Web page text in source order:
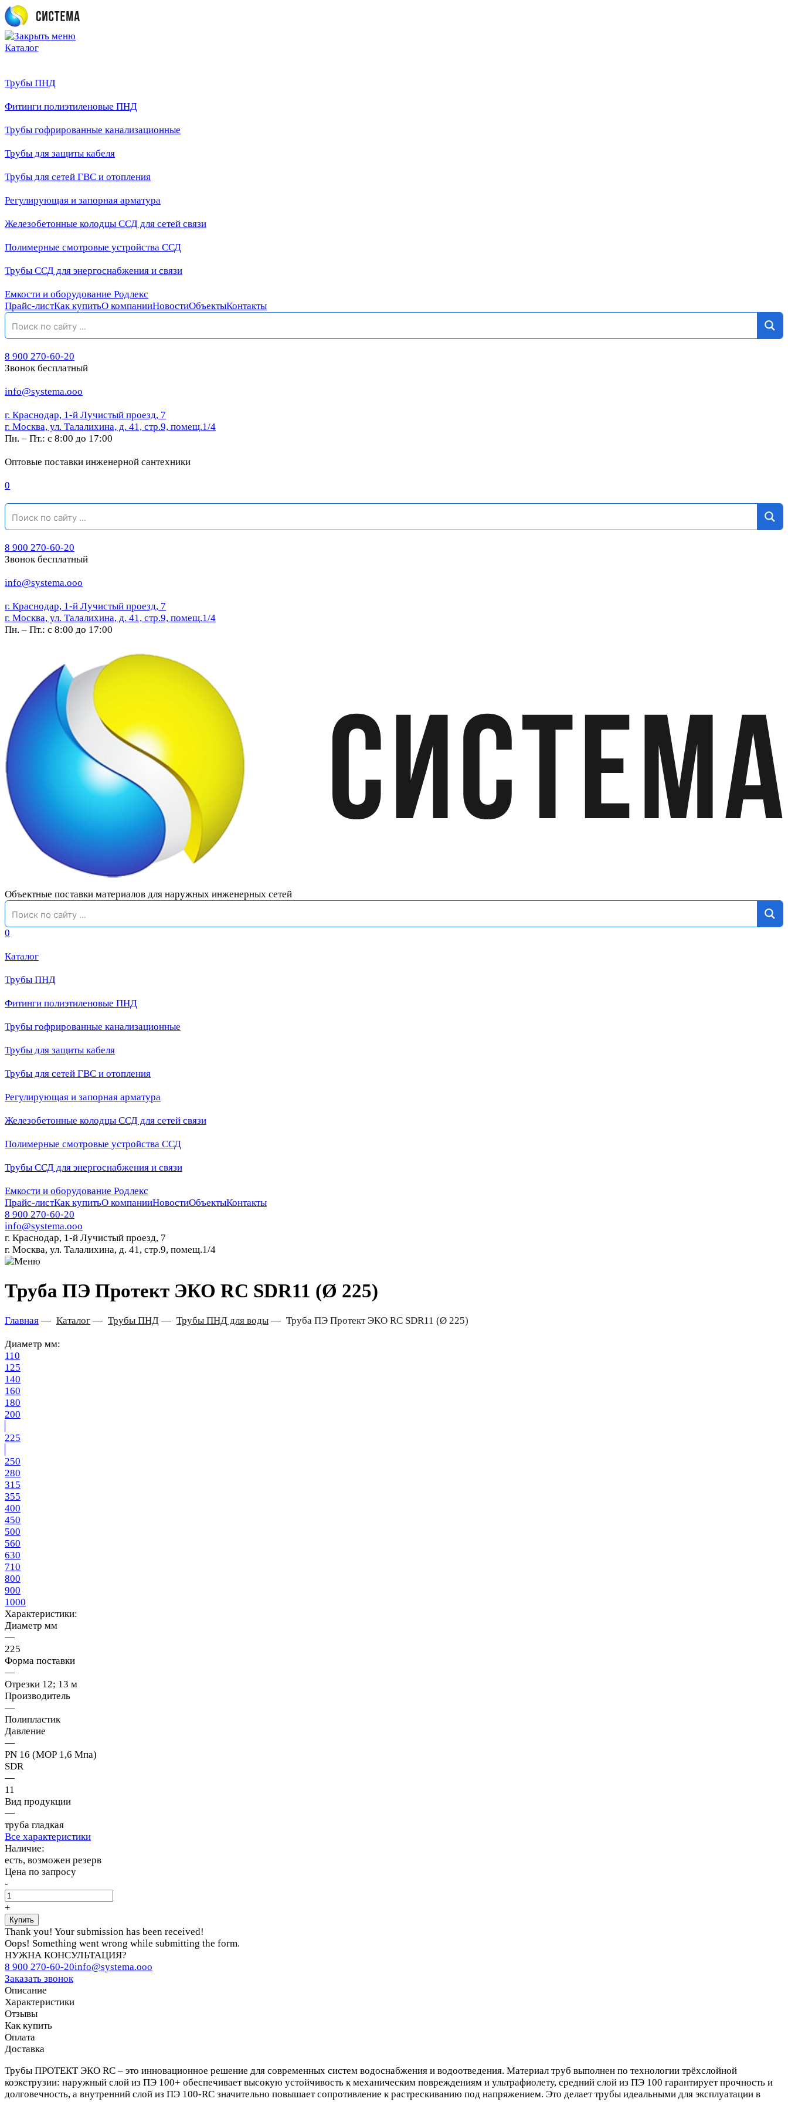
Каталог
Трубы ПНД
Фитинги полиэтиленовые ПНД
Трубы гофрированные канализационные
Трубы для защиты кабеля
Трубы для сетей ГВС и отопления
Регулирующая и запорная арматура
Железобетонные колодцы ССД для сетей связи
Полимерные смотровые устройства ССД
Трубы ССД для энергоснабжения и связи
Емкости и оборудование Родлекс
Прайс-листКак купитьО компанииНовостиОбъектыКонтакты
8 900 270-60-20
Звонок бесплатный
info@systema.ooo
г. Краснодар, 1-й Лучистый проезд, 7
г. Москва, ул. Талалихина, д. 41, стр.9, помещ.1/4
Пн. – Пт.: с 8:00 до 17:00
Оптовые поставки инженерной сантехники
0
8 900 270-60-20
Звонок бесплатный
info@systema.ooo
г. Краснодар, 1-й Лучистый проезд, 7
г. Москва, ул. Талалихина, д. 41, стр.9, помещ.1/4
Пн. – Пт.: с 8:00 до 17:00
Объектные поставки материалов для наружных инженерных сетей
0
Каталог
Трубы ПНД
Фитинги полиэтиленовые ПНД
Трубы гофрированные канализационные
Трубы для защиты кабеля
Трубы для сетей ГВС и отопления
Регулирующая и запорная арматура
Железобетонные колодцы ССД для сетей связи
Полимерные смотровые устройства ССД
Трубы ССД для энергоснабжения и связи
Емкости и оборудование Родлекс
Прайс-листКак купитьО компанииНовостиОбъектыКонтакты
8 900 270-60-20
info@systema.ooo
г. Краснодар, 1-й Лучистый проезд, 7
г. Москва, ул. Талалихина, д. 41, стр.9, помещ.1/4
Труба ПЭ Протект ЭКО RC SDR11 (Ø 225)
Главная — Каталог— Трубы ПНД — Трубы ПНД для воды— Труба ПЭ Протект ЭКО RC SDR11 (Ø 225)
Диаметр мм:
110
125
140
160
180
200
225
250
280
315
355
400
450
500
560
630
710
800
900
1000
Характеристики:
Диаметр мм
—
225
Форма поставки
—
Отрезки 12; 13 м
Производитель
—
Полипластик
Давление
—
PN 16 (МОР 1,6 Мпа)
SDR
—
11
Вид продукции
—
труба гладкая
Все характеристики
Наличие:
есть, возможен резерв
Цена по запросу
-
+
Thank you! Your submission has been received!
Oops! Something went wrong while submitting the form.
НУЖНА КОНСУЛЬТАЦИЯ?
8 900 270-60-20info@systema.ooo
Заказать звонок
Описание
Характеристики
Отзывы
Как купить
Оплата
Доставка
Трубы ПРОТЕКТ ЭКО RC – это инновационное решение для современных систем водоснабжения и водоотведения. Материал труб выполнен по технологии трёхслойной
коэкструзии: наружный слой из ПЭ 100+ обеспечивает высокую устойчивость к механическим повреждениям и ультрафиолету, средний слой из ПЭ 100 гарантирует прочность и
долговечность, а внутренний слой из ПЭ 100-RC значительно повышает сопротивление к растрескиванию под напряжением. Это делает трубы идеальными для эксплуатации в